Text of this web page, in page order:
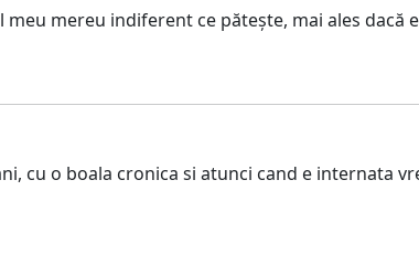
mereu indiferent ce pătește, mai ales dacă
cu o boala cronica si atunci cand e internata